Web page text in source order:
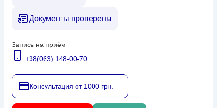
Документы проверены
Запись на приём
+38(063) 148-00-70
Консультация от 1000 грн.